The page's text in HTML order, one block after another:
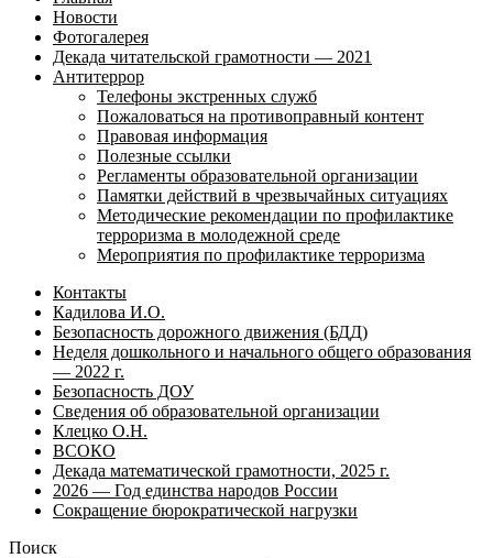
Новости
Фотогалерея
Декада читательской грамотности — 2021
Антитеррор
Телефоны экстренных служб
Пожаловаться на противоправный контент
Правовая информация
Полезные ссылки
Регламенты образовательной организации
Памятки действий в чрезвычайных ситуациях
Методические рекомендации по профилактике
терроризма в молодежной среде
Мероприятия по профилактике терроризма
Контакты
Кадилова И.О.
Безопасность дорожного движения (БДД)
Неделя дошкольного и начального общего образования
— 2022 г.
Безопасность ДОУ
Сведения об образовательной организации
Клецко О.Н.
ВСОКО
Декада математической грамотности, 2025 г.
2026 — Год единства народов России
Сокращение бюрократической нагрузки
Поиск